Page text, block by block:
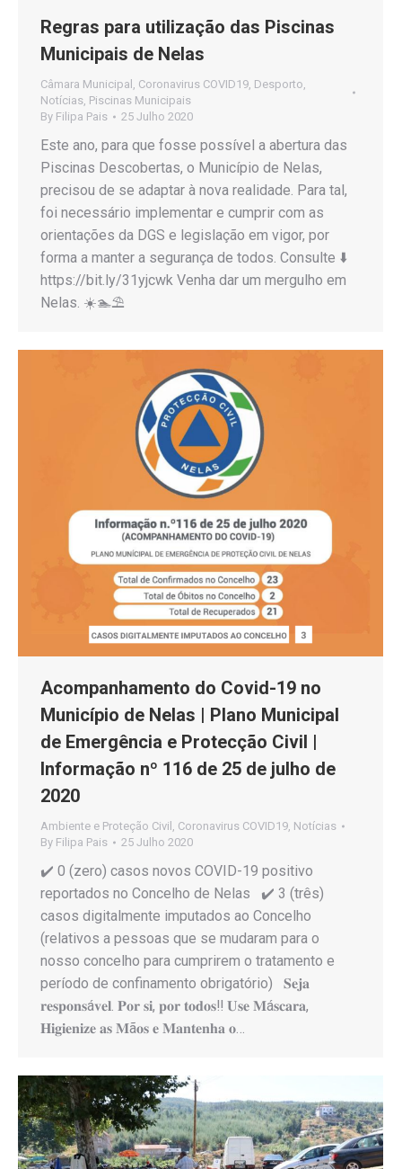
Regras para utilização das Piscinas
Municipais de Nelas
Câmara Municipal , Coronavirus COVID19, Desporto,
Notícias, Piscinas Municipais
By Filipa Pais 25 Julho 2020
Este ano, para que fosse possível a abertura das
Piscinas Descobertas, o Município de Nelas,
precisou de se adaptar à nova realidade. Para tal,
foi necessário implementar e cumprir com as
orientações da DGS e legislação em vigor, por
forma a manter a segurança de todos. Consulte ⬇️
https://bit.ly/31yjcwk Venha dar um mergulho em
Nelas. ☀️🏊⛱
Acompanhamento do Covid-19 no
Município de Nelas | Plano Municipal
de Emergência e Protecção Civil |
Informação nº 116 de 25 de julho de
2020
Ambiente e Proteção Civil , Coronavirus COVID19, Notícias
By Filipa Pais 25 Julho 2020
✔️ 0 (zero) casos novos COVID-19 positivo
reportados no Concelho de Nelas ✔️ 3 (três)
casos digitalmente imputados ao Concelho
(relativos a pessoas que se mudaram para o
nosso concelho para cumprirem o tratamento e
período de confinamento obrigatório) 𝐒𝐞𝐣𝐚
𝐫𝐞𝐬𝐩𝐨𝐧𝐬á𝐯𝐞𝐥. 𝐏𝐨𝐫 𝐬𝐢, 𝐩𝐨𝐫 𝐭𝐨𝐝𝐨𝐬‼️ 𝐔𝐬𝐞 𝐌á𝐬𝐜𝐚𝐫𝐚,
𝐇𝐢𝐠𝐢𝐞𝐧𝐢𝐳𝐞 𝐚𝐬 𝐌ã𝐨𝐬 𝐞 𝐌𝐚𝐧𝐭𝐞𝐧𝐡𝐚 𝐨…